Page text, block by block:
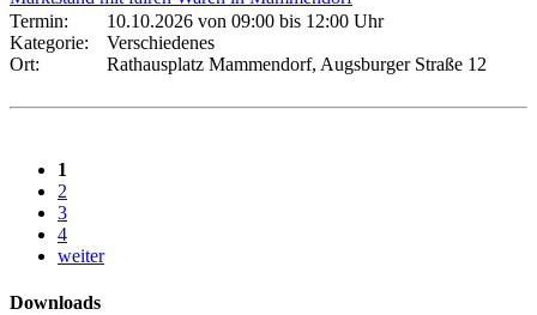
Termin:
10.10.2026 von 09:00 bis 12:00 Uhr
Kategorie:
Verschiedenes
Ort:
Rathausplatz Mammendorf, Augsburger Straße 12
1
2
3
4
weiter
Downloads